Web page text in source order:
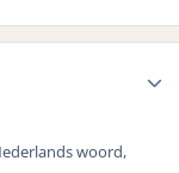
woord,